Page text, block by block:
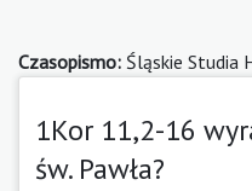
Czasopismo: Śląskie Studia
1Kor 11,2-16
św. Pawła?